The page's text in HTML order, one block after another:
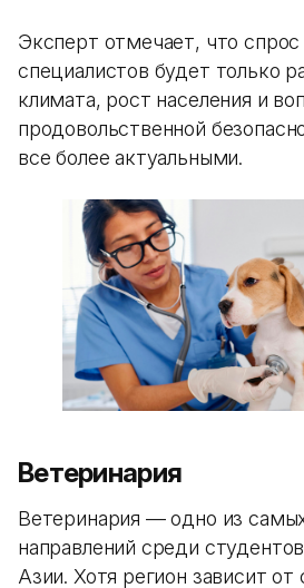
Эксперт отмечает, что спрос
специалистов будет только
климата, рост населения и
продовольственной
все более актуальными.
Ветеринария
Ветеринария — одно из
направлений среди
Азии. Хотя регион зависит от